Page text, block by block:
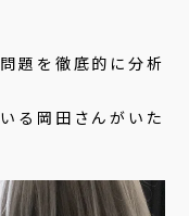
題を徹底的に分析
る岡田さんがいた